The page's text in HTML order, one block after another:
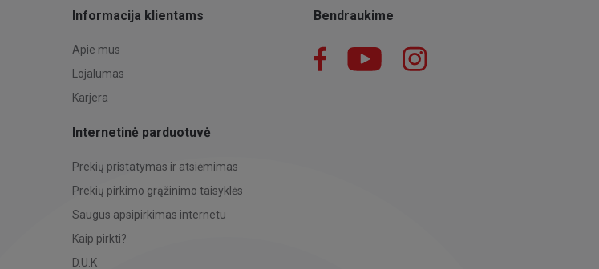
Informacija klientams
Apie mus
Lojalumas
Karjera
Internetinė parduotuvė
Prekių pristatymas ir atsiėmimas
Prekių pirkimo grąžinimo taisyklės
Saugus apsipirkimas internetu
Kaip pirkti?
D.U.K
Bendraukime
Facebook YouTube